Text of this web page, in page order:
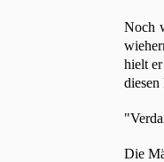
Noch
hielt
diesen
Die